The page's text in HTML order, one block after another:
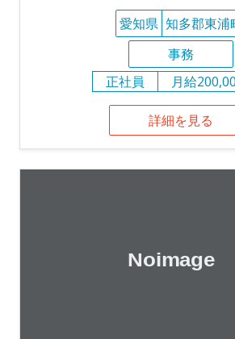
愛知県 知多郡東浦
事務
正社員
月給
詳細を見る